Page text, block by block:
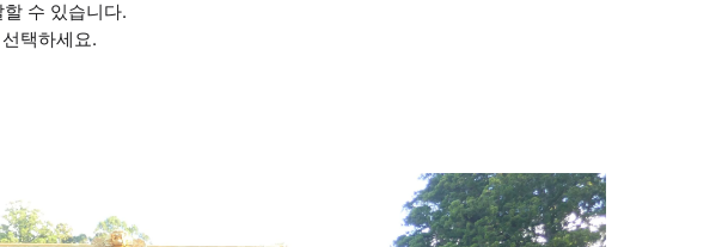
수 있습니다.
택하세요.